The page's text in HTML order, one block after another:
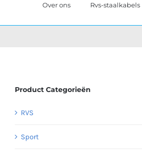
Over ons Rvs-staalkabels
Product Categorieën
RVS
Sport